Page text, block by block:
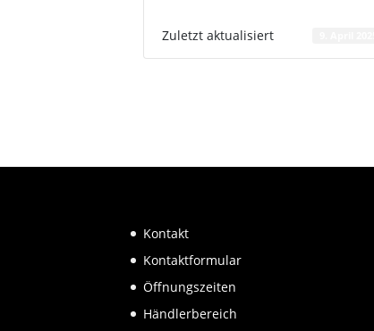
Zuletzt aktualisiert
Kontakt
Kontaktformular
Öffnungszeiten
Händlerbereich